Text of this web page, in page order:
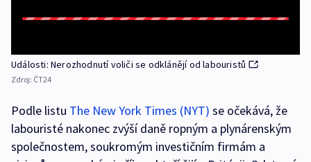
Události: Nerozhodnutí voliči se odklánějí od labouristů
Zdroj: ČT24
Podle listu The New York Times (NYT) se očekává, že
labouristé nakonec zvýší daně ropným a plynárenským
společnostem, soukromým investičním firmám a